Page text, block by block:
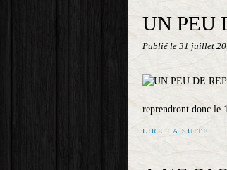
UN PEU
Publié le 31 juillet
reprendront donc le
LIRE LA SUITE